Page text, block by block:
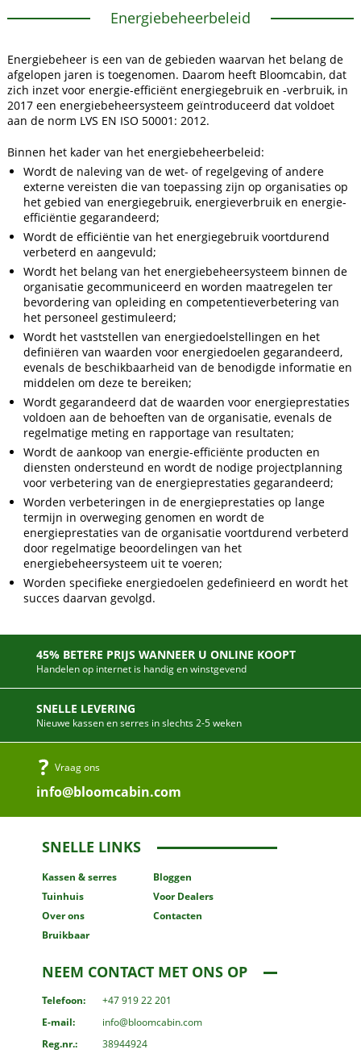
Energiebeheerbeleid
Energiebeheer is een van de gebieden waarvan het belang de
afgelopen jaren is toegenomen. Daarom heeft Bloomcabin, dat
zich inzet voor energie-efficiënt energiegebruik en -verbruik, in
2017 een energiebeheersysteem geïntroduceerd dat voldoet
aan de norm LVS EN ISO 50001: 2012.
Binnen het kader van het energiebeheerbeleid:
Wordt de naleving van de wet- of regelgeving of andere
externe vereisten die van toepassing zijn op organisaties op
het gebied van energiegebruik, energieverbruik en energie-
efficiëntie gegarandeerd;
Wordt de efficiëntie van het energiegebruik voortdurend
verbeterd en aangevuld;
Wordt het belang van het energiebeheersysteem binnen de
organisatie gecommuniceerd en worden maatregelen ter
bevordering van opleiding en competentieverbetering van
het personeel gestimuleerd;
Wordt het vaststellen van energiedoelstellingen en het
definiëren van waarden voor energiedoelen gegarandeerd,
evenals de beschikbaarheid van de benodigde informatie en
middelen om deze te bereiken;
Wordt gegarandeerd dat de waarden voor energieprestaties
voldoen aan de behoeften van de organisatie, evenals de
regelmatige meting en rapportage van resultaten;
Wordt de aankoop van energie-efficiënte producten en
diensten ondersteund en wordt de nodige projectplanning
voor verbetering van de energieprestaties gegarandeerd;
Worden verbeteringen in de energieprestaties op lange
termijn in overweging genomen en wordt de
energieprestaties van de organisatie voortdurend verbeterd
door regelmatige beoordelingen van het
energiebeheersysteem uit te voeren;
Worden specifieke energiedoelen gedefinieerd en wordt het
succes daarvan gevolgd.
45% BETERE PRIJS WANNEER U ONLINE KOOPT
Handelen op internet is handig en winstgevend
SNELLE LEVERING
Nieuwe kassen en serres in slechts 2-5 weken
Vraag ons
info@bloomcabin.com
SNELLE LINKS
Kassen & serres
Tuinhuis
Over ons
Bruikbaar
Bloggen
Voor Dealers
Contacten
NEEM CONTACT MET ONS OP
Telefoon:
+47 919 22 201
E-mail:
info@bloomcabin.com
Reg.nr.:
38944924